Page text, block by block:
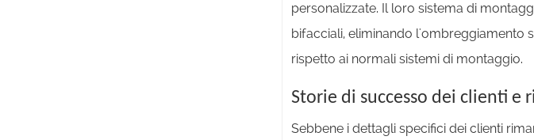
personalizzate. Il loro sistema di
bifacciali, eliminando l'ombreggiamento
rispetto ai normali sistemi di montaggio.
Storie di successo dei clienti e
Sebbene i dettagli specifici dei clienti